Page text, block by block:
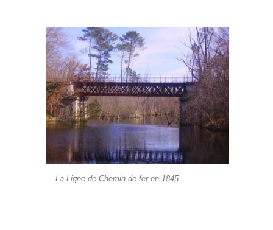
La Ligne de Chemin de fer en 1845